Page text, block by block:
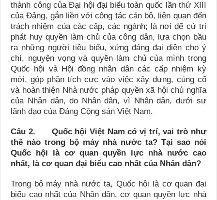
thành công của Đại hội đại biểu toàn quốc lần thứ XIII
của Đảng, gắn liền với công tác cán bộ, liên quan đến
trách nhiệm của các cấp, các ngành; là nơi để cử tri
phát huy quyền làm chủ của công dân, lựa chọn bầu
ra những người tiêu biểu, xứng đáng đại diện cho ý
chí, nguyện vọng và quyền làm chủ của mình trong
Quốc hội và Hội đồng nhân dân các cấp nhiệm kỳ
mới, góp phần tích cực vào việc xây dựng, củng cố
và hoàn thiện Nhà nước pháp quyền xã hội chủ nghĩa
của Nhân dân, do Nhân dân, vì Nhân dân, dưới sự
lãnh đạo của Đảng Cộng sản Việt Nam.
Câu 2. Quốc hội Việt Nam có vị trí, vai trò như
thế nào trong bộ máy nhà nước ta? Tại sao nói
Quốc hội là cơ quan quyền lực nhà nước cao
nhất, là cơ quan đại biểu cao nhất của Nhân dân?
Trong bộ máy nhà nước ta, Quốc hội là cơ quan đại
biểu cao nhất của Nhân dân, cơ quan quyền lực nhà